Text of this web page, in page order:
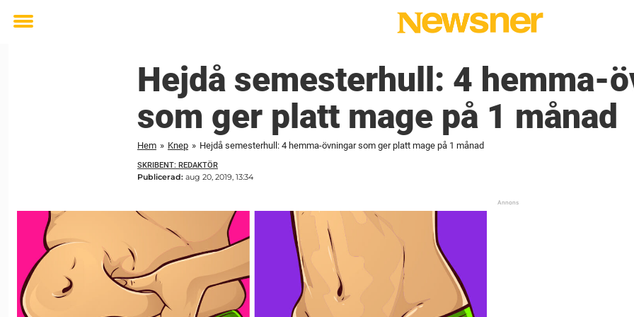
Toggle
Hejdå semesterhull: 4 hemma-
som ger platt mage på 1 månad
Hem » Knep » Hejdå semesterhull: 4 hemma-övningar som ger platt mage på 1 månad
SKRIBENT: REDAKTÖR
Publicerad: aug 20, 2019, 13:34